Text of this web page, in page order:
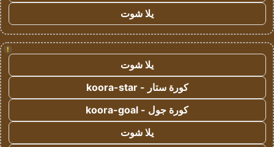
يلا شوت
!
يلا شوت
كورة ستار - koora-star
كورة جول - koora-goal
يلا شوت